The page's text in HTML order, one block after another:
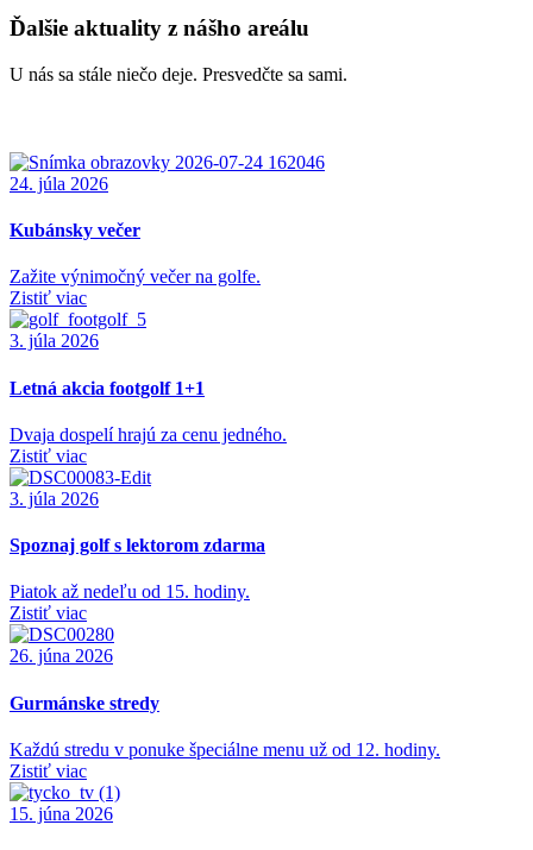
Ďalšie aktuality z nášho areálu
U nás sa stále niečo deje. Presvedčte sa sami.
24. júla 2026
Kubánsky večer
Zažite výnimočný večer na golfe.
Zistiť viac
3. júla 2026
Letná akcia footgolf 1+1
Dvaja dospelí hrajú za cenu jedného.
Zistiť viac
3. júla 2026
Spoznaj golf s lektorom zdarma
Piatok až nedeľu od 15. hodiny.
Zistiť viac
26. júna 2026
Gurmánske stredy
Každú stredu v ponuke špeciálne menu už od 12. hodiny.
Zistiť viac
15. júna 2026